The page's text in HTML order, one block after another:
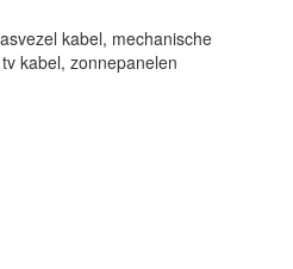
kabel, mechanische
kabel, zonnepanelen